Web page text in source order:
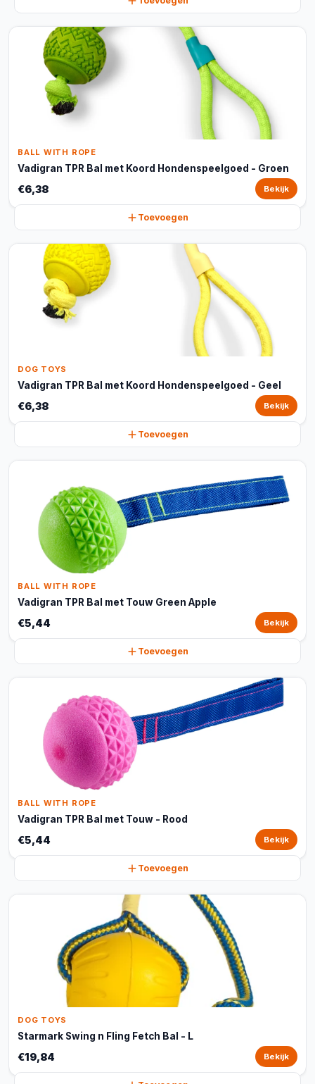
BALL WITH ROPE
Vadigran TPR Bal met Koord Hondenspeelgoed - Groen
€6,38 Bekijk
Toevoegen
DOG TOYS
Vadigran TPR Bal met Koord Hondenspeelgoed - Geel
€6,38 Bekijk
Toevoegen
BALL WITH ROPE
Vadigran TPR Bal met Touw Green Apple
€5,44 Bekijk
Toevoegen
BALL WITH ROPE
Vadigran TPR Bal met Touw - Rood
€5,44 Bekijk
Toevoegen
DOG TOYS
Starmark Swing n Fling Fetch Bal - L
€19,84 Bekijk